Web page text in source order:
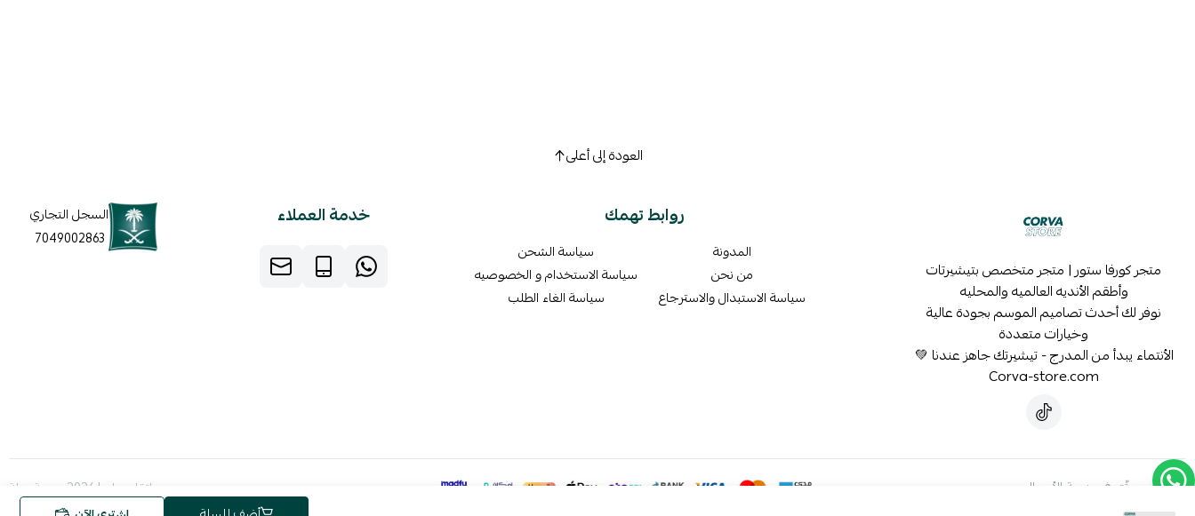
العودة إلى أعلى
متجر كورفا ستور | متجر متخصص بتيشيرتات
وأطقم الأنديه العالميه والمحليه
نوفر لك أحدث تصاميم الموسم بجودة عالية
وخيارات متعددة
الأنتماء يبدأ من المدرج - تيشيرتك جاهز عندنا 💚
Corva-store.com
روابط تهمك
المدونة
من نحن
سياسة الاستبدال والاسترجاع
سياسة الشحن
سياسة الاستخدام و الخصوصيه
سياسة الغاء الطلب
خدمة العملاء
السجل التجاري
7049002863
موثّق في منصة الأعمال صنع بإتقان على | 2026 منصة سلة